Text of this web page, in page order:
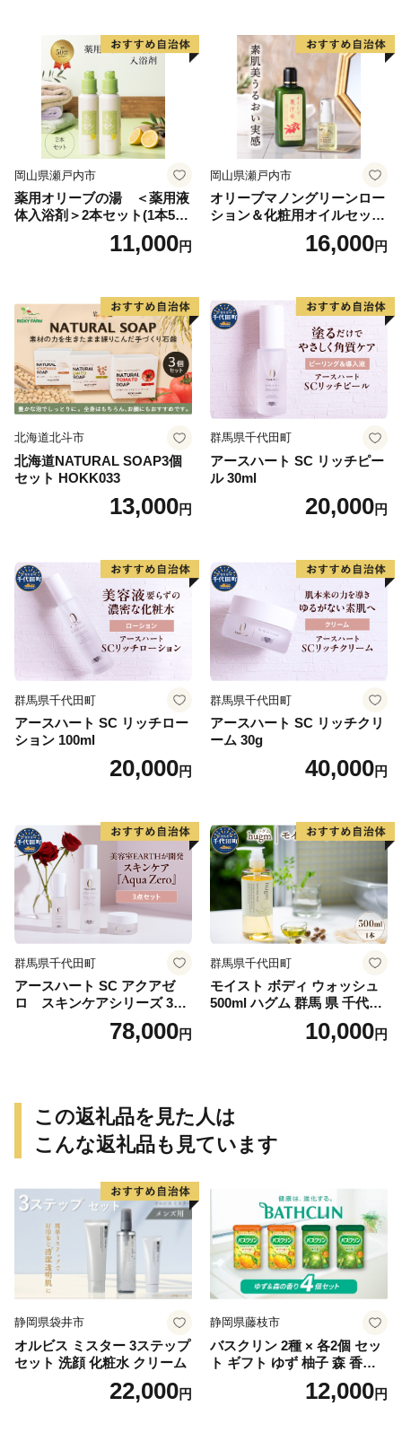
電話番号：0120-523-227
【重要】
・福岡市内に居住されている方からの寄付に対する返礼
品の送付を行っておりません。
・企業・団体からの寄付の場合、返礼品はありません。
・ご入金手続き後の寄付のキャンセル（返礼品の変更・
返品含む）はできません。
・寄付者様のご都合により、返礼品がお届け出来ない場
合、再送は致しません。
の記載をいただいてもお受けすることは出来ません。
・商品発送後のお届け先変更は送料がお届け先様にて実
費負担となります。予めご了承ください。
ご注文後にお届け先が変更となる場合は、配送時期ま
でに速やかにコールセンターまでご連絡ください。
▼お問い合わせ先
福岡市ふるさと納税お問合せセンター
TEL 0120-397-613（営業時間 9:00～18:00 / 12/30～1/3
岡山県瀬戸内市
薬用オリーブの湯 ＜薬用液
体入浴剤＞2本セット(1本500
11,000円
岡山県瀬戸内市
オリーブマノングリーンロー
ション＆化粧用オイルセット
美容グッズ スキンケア 化粧
16,000円
北海道北斗市
北海道NATURAL SOAP3個
セット HOKK033
13,000円
群馬県千代田町
アースハート SC リッチピー
ル 30ml
20,000円
群馬県千代田町
アースハート SC リッチロー
ション 100ml
20,000円
群馬県千代田町
アースハート SC リッチクリ
ーム 30g
40,000円
群馬県千代田町
アースハート SC アクアゼ
ロ スキンケアシリーズ 3点
78,000円
群馬県千代田町
モイスト ボディ ウォッシュ
500ml ハグム 群馬 県 千代田
町 〈アペックス〉10,000円
この返礼品を見た人は
こんな返礼品も見ています
静岡県袋井市
オルビス ミスター 3ステップ
セット 洗顔 化粧水 クリーム
22,000円
静岡県藤枝市
バスクリン 2種 × 各2個 セッ
ト ギフト ゆず 柚子 森 香り
日用品 お風呂 バス用品 温活
アロマ 香り まとめ買い静岡
12,000円